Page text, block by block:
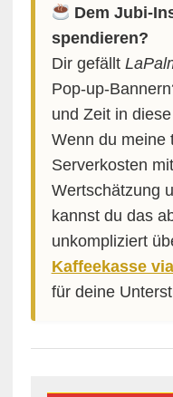
Dem Jubi-
spendieren?
Dir gefällt
Pop-up-
und Zeit in
Wenn du meine
Serverkosten
Wertschätzung
kannst du das
unkompliziert
Kaffeekasse
für deine